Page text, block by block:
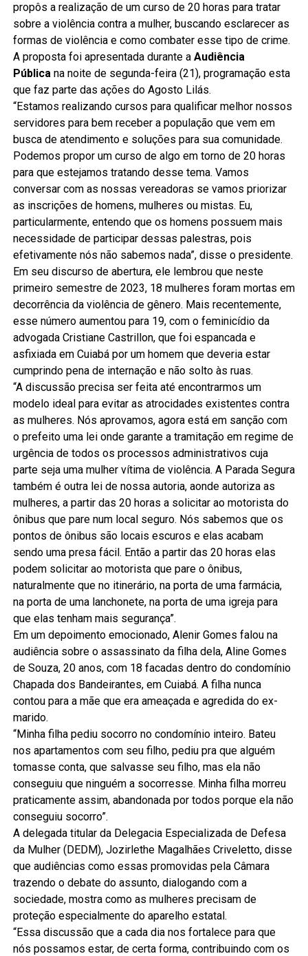
propôs a realização de um curso de 20 horas para tratar
sobre a violência contra a mulher, buscando esclarecer as
formas de violência e como combater esse tipo de crime.
A proposta foi apresentada durante a Audiência
Públicana noite de segunda-feira (21), programação esta
que faz parte das ações do Agosto Lilás.
“Estamos realizando cursos para qualificar melhor nossos
servidores para bem receber a população que vem em
busca de atendimento e soluções para sua comunidade.
Podemos propor um curso de algo em torno de 20 horas
para que estejamos tratando desse tema. Vamos
conversar com as nossas vereadoras se vamos priorizar
as inscrições de homens, mulheres ou mistas. Eu,
particularmente, entendo que os homens possuem mais
necessidade de participar dessas palestras, pois
efetivamente nós não sabemos nada”, disse o presidente.
Em seu discurso de abertura, ele lembrou que neste
primeiro semestre de 2023, 18 mulheres foram mortas em
decorrência da violência de gênero. Mais recentemente,
esse número aumentou para 19, com o feminicídio da
advogada Cristiane Castrillon, que foi espancada e
asfixiada em Cuiabá por um homem que deveria estar
cumprindo pena de internação e não solto às ruas.
“A discussão precisa ser feita até encontrarmos um
modelo ideal para evitar as atrocidades existentes contra
as mulheres. Nós aprovamos, agora está em sanção com
o prefeito uma lei onde garante a tramitação em regime de
urgência de todos os processos administrativos cuja
parte seja uma mulher vítima de violência. A Parada Segura
também é outra lei de nossa autoria, aonde autoriza as
mulheres, a partir das 20 horas a solicitar ao motorista do
ônibus que pare num local seguro. Nós sabemos que os
pontos de ônibus são locais escuros e elas acabam
sendo uma presa fácil. Então a partir das 20 horas elas
podem solicitar ao motorista que pare o ônibus,
naturalmente que no itinerário, na porta de uma farmácia,
na porta de uma lanchonete, na porta de uma igreja para
que elas tenham mais segurança”.
Em um depoimento emocionado, Alenir Gomes falou na
audiência sobre o assassinato da filha dela, Aline Gomes
de Souza, 20 anos, com 18 facadas dentro do condomínio
Chapada dos Bandeirantes, em Cuiabá. A filha nunca
contou para a mãe que era ameaçada e agredida do ex-
marido.
“Minha filha pediu socorro no condomínio inteiro. Bateu
nos apartamentos com seu filho, pediu pra que alguém
tomasse conta, que salvasse seu filho, mas ela não
conseguiu que ninguém a socorresse. Minha filha morreu
praticamente assim, abandonada por todos porque ela não
conseguiu socorro”.
A delegada titular da Delegacia Especializada de Defesa
da Mulher (DEDM), Jozirlethe Magalhães Criveletto, disse
que audiências como essas promovidas pela Câmara
trazendo o debate do assunto, dialogando com a
sociedade, mostra como as mulheres precisam de
proteção especialmente do aparelho estatal.
“Essa discussão que a cada dia nos fortalece para que
nós possamos estar, de certa forma, contribuindo com os